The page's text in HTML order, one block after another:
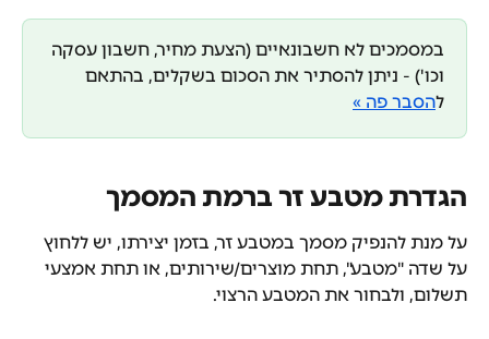
במסמכים לא חשבונאיים (הצעת מחיר, חשבון עסקה
וכו') - ניתן להסתיר את הסכום בשקלים, בהתאם
להסבר פה »
הגדרת מטבע זר ברמת המסמך
על מנת להנפיק מסמך במטבע זר, בזמן יצירתו, יש ללחוץ
על שדה "מטבע", תחת מוצרים/שירותים, או תחת אמצעי
תשלום, ולבחור את המטבע הרצוי.